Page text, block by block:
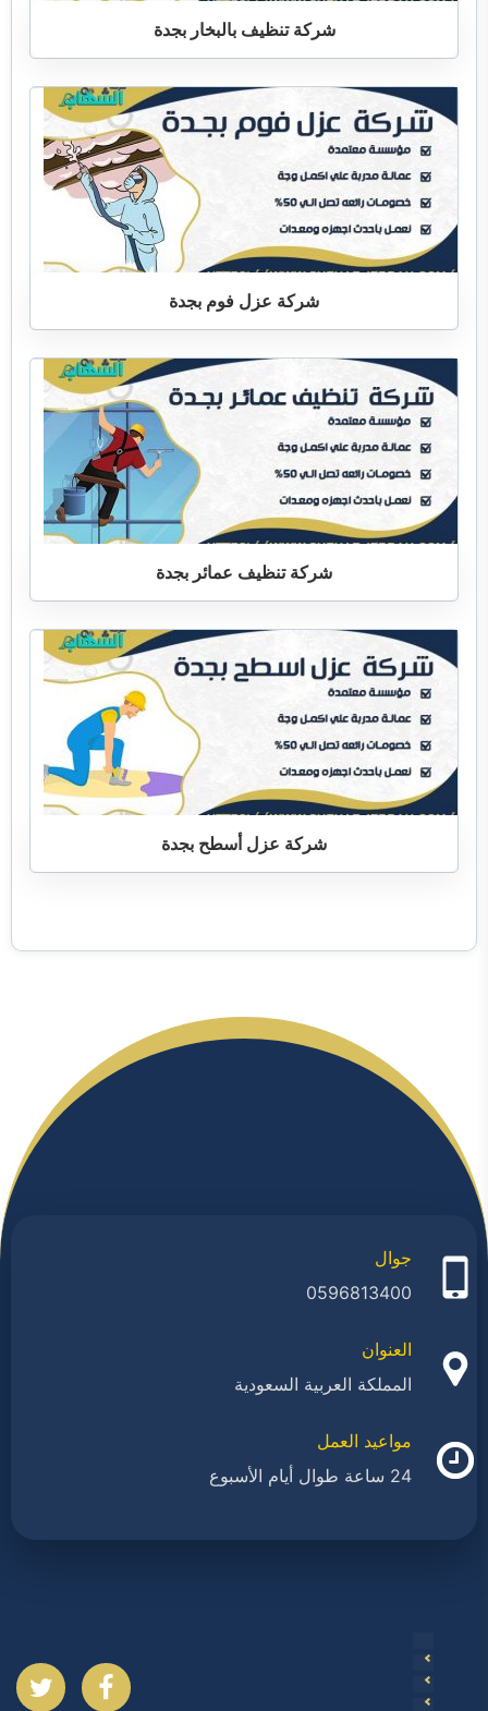
شركة تنظيف بالبخار بجدة
شركة عزل فوم بجدة
شركة تنظيف عمائر بجدة
شركة عزل أسطح بجدة
جوال
0596813400
العنوان
المملكة العربية السعودية
مواعيد العمل
24 ساعة طوال أيام الأسبوع